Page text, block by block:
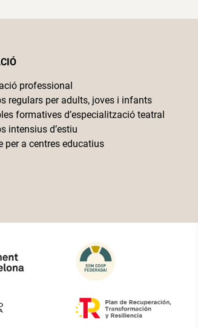
professional
regulars per adults, joves i infants
formatives d’especialització teatral
intensius d’estiu
per a centres educatius